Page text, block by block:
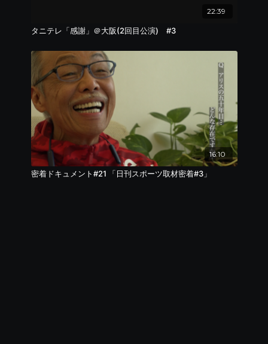
22:39
タニテレ「感謝」＠大阪(2回目公演) #3
16:10
密着ドキュメント#21 「日刊スポーツ取材密着#3」